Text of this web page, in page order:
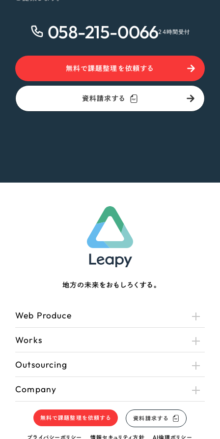
058-215-006624時間受付
無料で課題整理を依頼する
資料請求する
地方の未来をおもしろくする。
Web Produce
Works
Outsourcing
Company
無料で課題整理を依頼する 資料請求する
プライバシーポリシー 情報セキュリティ方針 AI倫理ポリシー